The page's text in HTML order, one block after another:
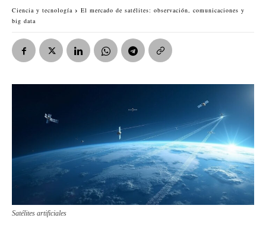
Ciencia y tecnología
El mercado de satélites: observación, comunicaciones y
big data
Satélites artificiales